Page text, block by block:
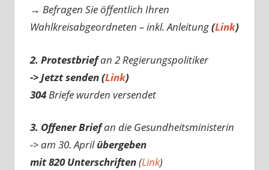
→ Befragen Sie öffentlich Ihren
Wahlkreisabgeordneten – inkl. Anleitung(Link)
2. Protestbriefan 2 Regierungspolitiker
-> Jetzt senden (Link)
304Briefe wurden versendet
3. Offener Briefan die Gesundheitsministerin
-> am 30. Aprilübergeben
mit 820 Unterschriften(Link)